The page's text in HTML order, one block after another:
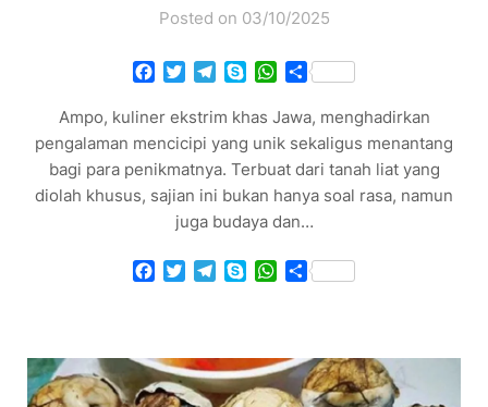
Posted on 03/10/2025
Facebook
TwitterTelegram
SkypeWhatsApp
Share
Ampo, kuliner ekstrim khas Jawa, menghadirkan
pengalaman mencicipi yang unik sekaligus menantang
bagi para penikmatnya. Terbuat dari tanah liat yang
diolah khusus, sajian ini bukan hanya soal rasa, namun
juga budaya dan…
Facebook
TwitterTelegram
SkypeWhatsApp
Share